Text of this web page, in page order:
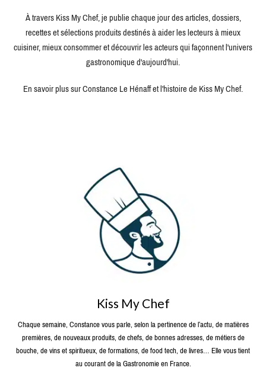
À travers Kiss My Chef, je publie chaque jour des articles, dossiers,
recettes et sélections produits destinés à aider les lecteurs à mieux
cuisiner, mieux consommer et découvrir les acteurs qui façonnent l'univers
gastronomique d'aujourd'hui.
En savoir plus sur Constance Le Hénaff et l'histoire de Kiss My Chef.
Kiss My Chef
Chaque semaine, Constance vous parle, selon la pertinence de l’actu, de matières
premières, de nouveaux produits, de chefs, de bonnes adresses, de métiers de
bouche, de vins et spiritueux, de formations, de food tech, de livres… Elle vous tient
au courant de la Gastronomie en France.